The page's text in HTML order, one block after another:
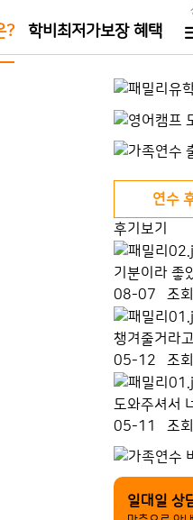
? 학비최저가보장 혜택
연수
후기보기
기분이라 좋
08-07
조
챙겨줄거라
05-12
조
도와주셔서
05-11
조
일대일 상